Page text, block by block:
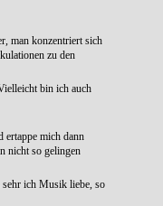
man konzentriert sich
zu den
bin ich auch
mich dann
nicht so gelingen
sehr ich Musik liebe, so